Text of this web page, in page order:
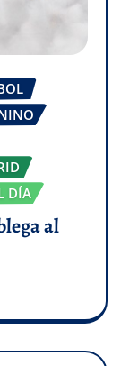
DÍA
al